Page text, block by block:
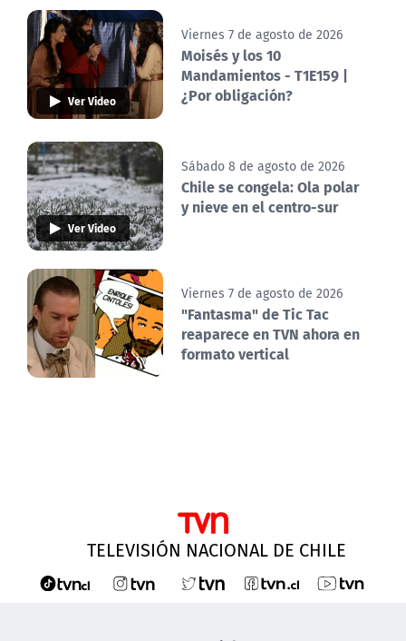
Ver Video
Viernes 7 de agosto de 2026
Moisés y los 10
Mandamientos - T1E159 |
¿Por obligación?
Ver Video
Sábado 8 de agosto de 2026
Chile se congela: Ola polar
y nieve en el centro-sur
Viernes 7 de agosto de 2026
"Fantasma" de Tic Tac
reaparece en TVN ahora en
formato vertical
TELEVISIÓN NACIONAL DE CHILE